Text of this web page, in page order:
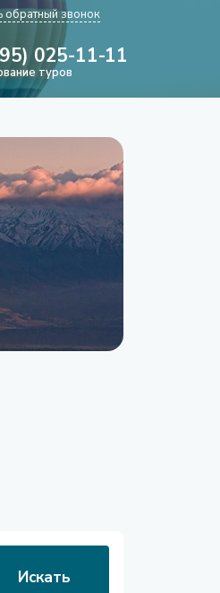
обратный звонок
025-11-11
туров
Искать